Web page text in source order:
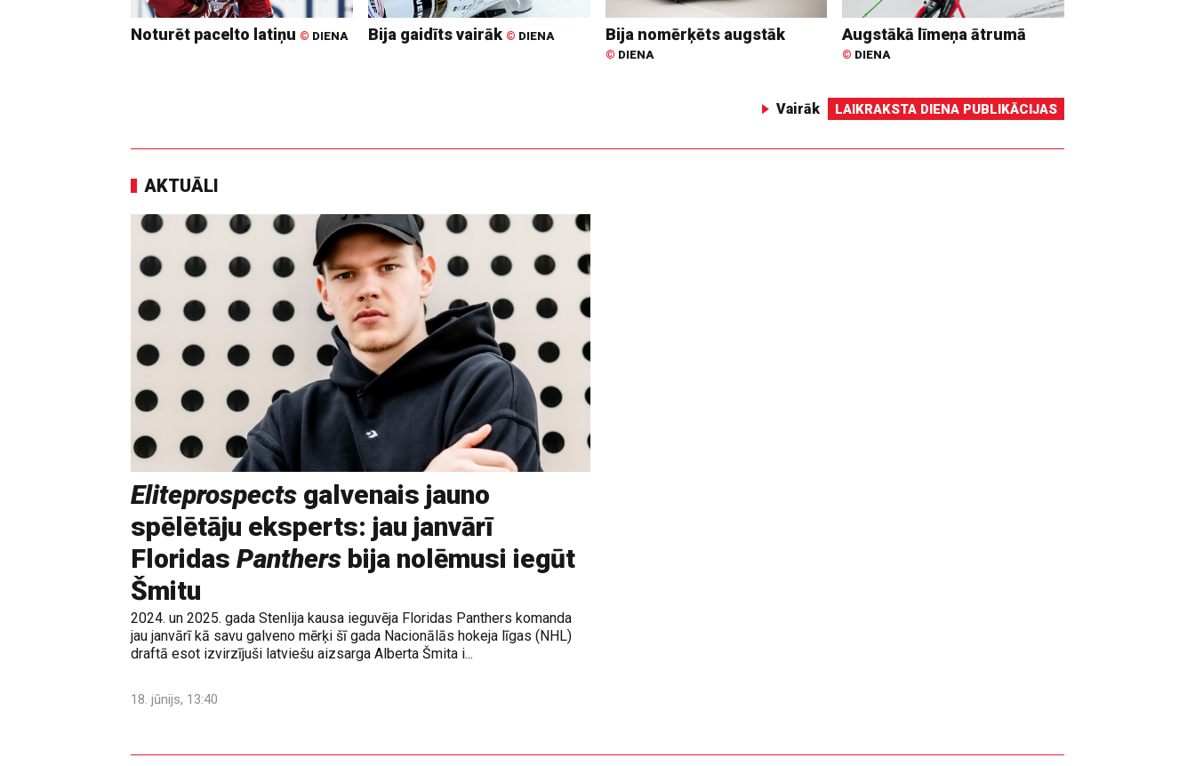
Noturēt pacelto latiņu © DIENA Bija gaidīts vairāk © DIENA Bija nomērķēts augstāk
© DIENA
Augstākā līmeņa ātrumā
© DIENA
Vairāk LAIKRAKSTA DIENA PUBLIKĀCIJAS
AKTUĀLI
Eliteprospects galvenais jauno
spēlētāju eksperts: jau janvārī
Floridas Panthers bija nolēmusi iegūt
Šmitu
2024. un 2025. gada Stenlija kausa ieguvēja Floridas Panthers komanda
jau janvārī kā savu galveno mērķi šī gada Nacionālās hokeja līgas (NHL)
draftā esot izvirzījuši latviešu aizsarga Alberta Šmita i...
18. jūnijs, 13:40